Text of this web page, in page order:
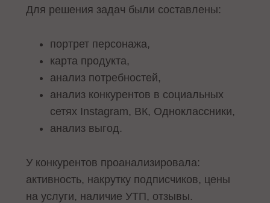
Для решения задач были составлены:
портрет персонажа,
карта продукта,
анализ потребностей,
анализ конкурентов в социальных
сетях Instagram, ВК, Одноклассники,
анализ выгод.
У конкурентов проанализировала:
активность, накрутку подписчиков, цены
на услуги, наличие УТП, отзывы.